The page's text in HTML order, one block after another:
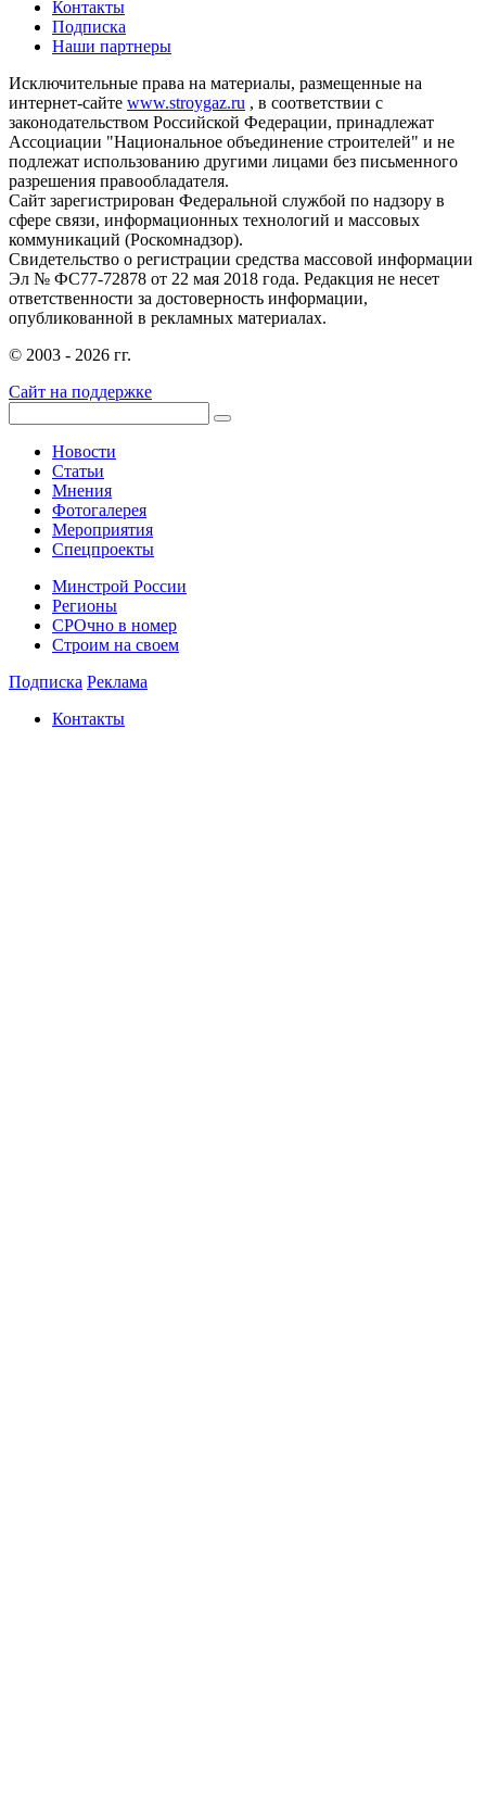
Контакты
Подписка
Наши партнеры
Исключительные права на материалы, размещенные на
интернет-сайте www.stroygaz.ru , в соответствии с
законодательством Российской Федерации, принадлежат
Ассоциации "Национальное объединение строителей" и не
подлежат использованию другими лицами без письменного
разрешения правообладателя.
Сайт зарегистрирован Федеральной службой по надзору в
сфере связи, информационных технологий и массовых
коммуникаций (Роскомнадзор).
Свидетельство о регистрации средства массовой информации
Эл № ФС77-72878 от 22 мая 2018 года. Редакция не несет
ответственности за достоверность информации,
опубликованной в рекламных материалах.
© 2003 - 2026 гг.
Сайт на поддержке
Новости
Статьи
Мнения
Фотогалерея
Мероприятия
Спецпроекты
Минстрой России
Регионы
СРОчно в номер
Строим на своем
Подписка Реклама
Контакты